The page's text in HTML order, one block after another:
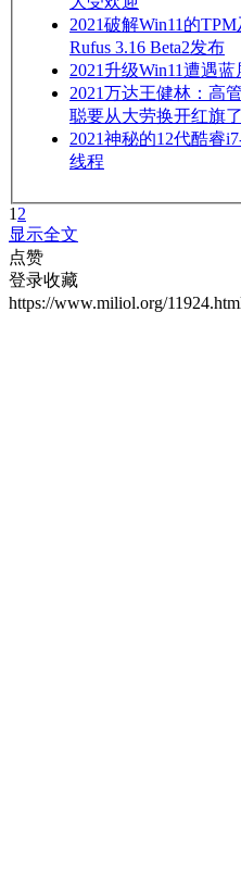
2021破解Win11的
Rufus 3.16 Beta2发布
2021 升级Win11遭遇
2021万达王健林：高
聪要从大劳换开红旗了
2021神秘的12代酷睿
线程
1 2
显示全文
点赞
登录收藏
https://www.miliol.org/